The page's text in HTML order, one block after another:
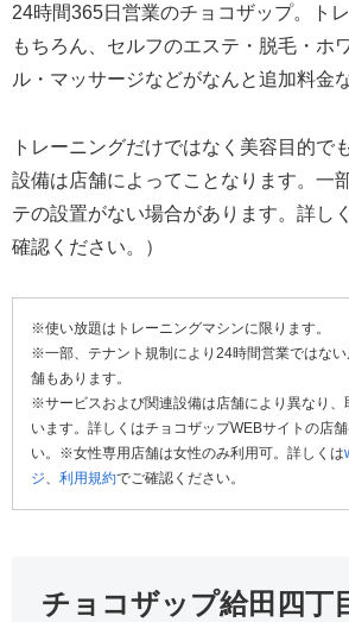
24時間365日営業のチョコザップ。ト
もちろん、セルフのエステ・脱毛・ホ
ル・マッサージなどがなんと追加料金
トレーニングだけではなく美容目的で
設備は店舗によってことなります。一
テの設置がない場合があります。詳し
確認ください。）
※使い放題はトレーニングマシンに限ります。
※一部、テナント規制により24時間営業ではな
舗もあります。
※サービスおよび関連設備は店舗により異なり、
います。詳しくはチョコザップWEBサイトの店
い。※女性専用店舗は女性のみ利用可。詳しくは
ジ、 利用規約でご確認ください。
チョコザップ給田四丁